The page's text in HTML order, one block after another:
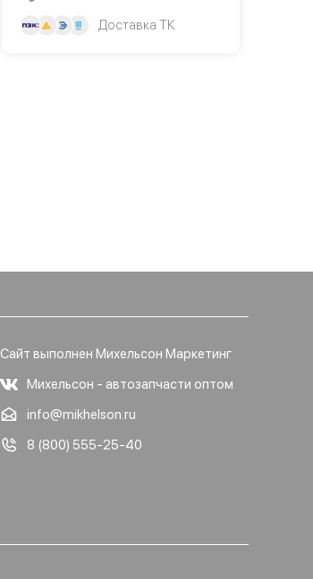
Доставка ТК
Сайт выполнен Михельсон Маркетинг
Михельсон - автозапчасти оптом
info@mikhelson.ru
8 (800) 555-25-40